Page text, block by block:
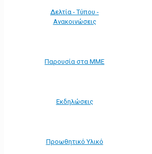
Δελτία - Τύπου -
Ανακοινώσεις
Παρουσία στα ΜΜΕ
Εκδηλώσεις
Προωθητικό Υλικό